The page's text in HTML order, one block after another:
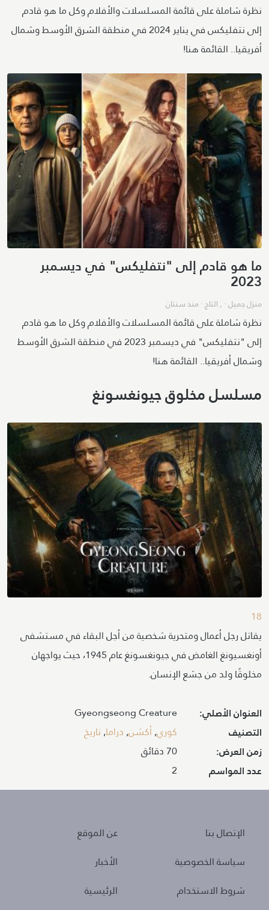
نظرة شاملة على قائمة المسلسلات والأفلام وكل ما هو قادم
إلى نتفليكس في يناير 2024 في منطقة الشرق الأوسط وشمال
أفريقيا.. القائمة هنا!
ما هو قادم إلى "نتفليكس" في ديسمبر
2023
منزل جميل· , التاج·منذ سنتان
نظرة شاملة على قائمة المسلسلات والأفلام وكل ما هو قادم
إلى "نتفليكس" في ديسمبر 2023 في منطقة الشرق الأوسط
وشمال أفريقيا.. القائمة هنا!
مسلسلمخلوق جيونغسونغ
18
يقاتل رجل أعمال ومتحرية شخصية من أجل البقاء في مستشفى
أونغسيونغ الغامض في جيونغسونغ عام 1945، حيث يواجهان
مخلوقًا ولد من جشع الإنسان.
العنوان الأصلي: Gyeongseong Creature
التصنيف كوري,أكشن,دراما,تاريخ
زمن العرض: 70 دقائق
عدد المواسم 2
Policies
الإتصال بنا
سياسة الخصوصية
شروط الاستخدام
About
عن الموقع
الأخبار
الرئيسية